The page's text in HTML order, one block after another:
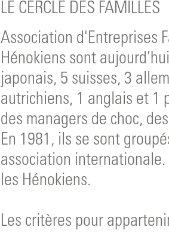
LE CERCLE DES FAMILLES
Association d'Entreprises
Hénokiens sont
japonais, 5 suisses, 3
autrichiens, 1 anglais et 1
des managers de choc,
En 1981, ils se sont
association
les Hénokiens.
Les critères pour